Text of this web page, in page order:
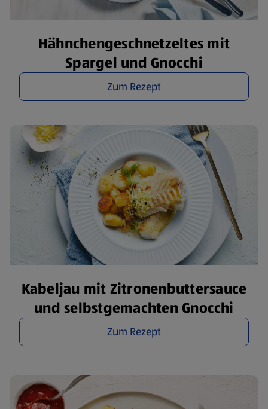
Hähnchengeschnetzeltes mit
Spargel und Gnocchi
Zum Rezept
Kabeljau mit Zitronenbuttersauce
und selbstgemachten Gnocchi
Zum Rezept